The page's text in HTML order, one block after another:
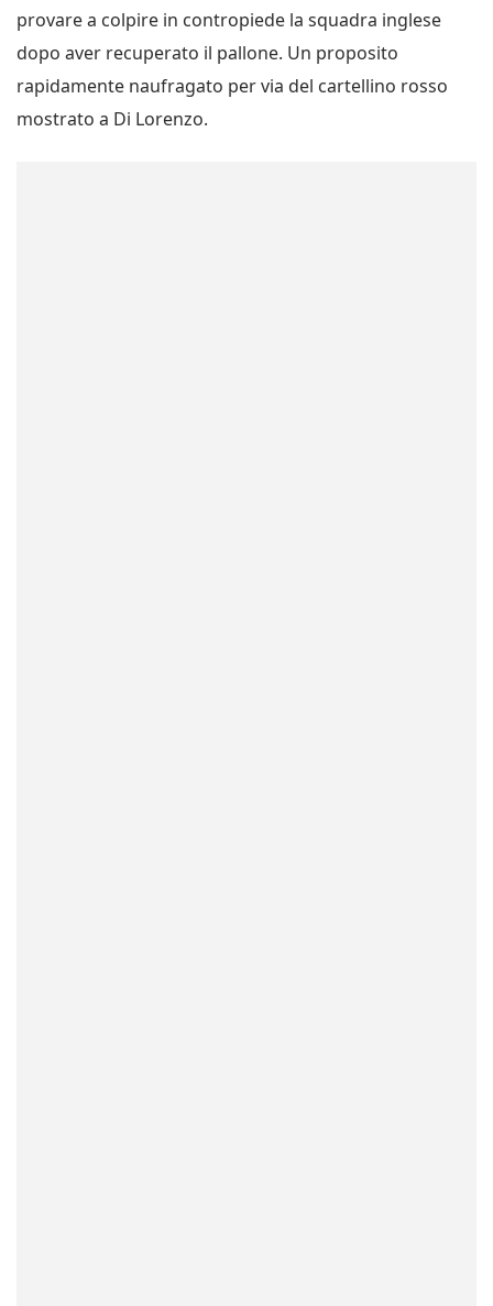
provare a colpire in contropiede la squadra inglese
dopo aver recuperato il pallone. Un proposito
rapidamente naufragato per via del cartellino rosso
mostrato a Di Lorenzo.